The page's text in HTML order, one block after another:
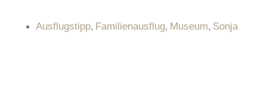
Ausflugstipp, Familienausflug, Museum, Sonja